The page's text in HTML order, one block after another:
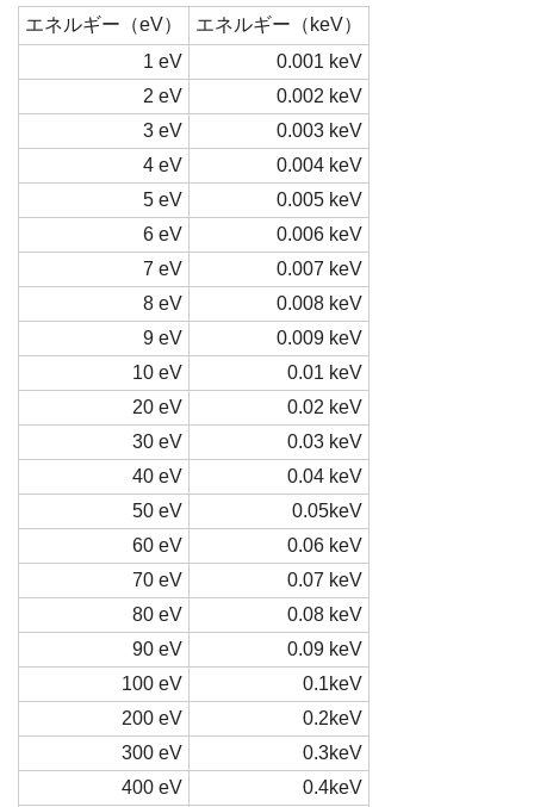
エネルギー（eV）
エネルギー（keV）
1 eV
0.001 keV
2 eV
0.002 keV
3 eV
0.003 keV
4 eV
0.004 keV
5 eV
0.005 keV
6 eV
0.006 keV
7 eV
0.007 keV
8 eV
0.008 keV
9 eV
0.009 keV
10 eV
0.01 keV
20 eV
0.02 keV
30 eV
0.03 keV
40 eV
0.04 keV
50 eV
0.05keV
60 eV
0.06 keV
70 eV
0.07 keV
80 eV
0.08 keV
90 eV
0.09 keV
100 eV
0.1keV
200 eV
0.2keV
300 eV
0.3keV
400 eV
0.4keV